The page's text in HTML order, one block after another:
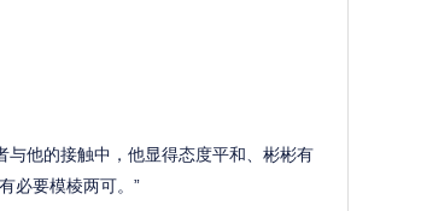
他的接触中，他显得态度平和、彬彬有
必要模棱两可。”